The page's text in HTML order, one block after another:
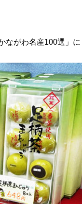
ながわ名産100選」